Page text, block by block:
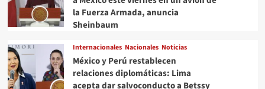
la Fuerza Armada, anuncia
Sheinbaum
Internacionales Nacionales Noticias
México y Perú restablecen
relaciones diplomáticas: Lima
acepta dar salvoconducto a Betssy